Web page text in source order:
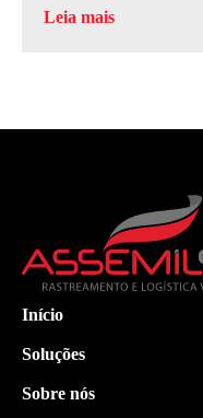
Leia mais
Início
Soluções
Sobre nós